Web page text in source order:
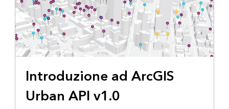
Introduzione ad ArcGIS
Urban API v1.0